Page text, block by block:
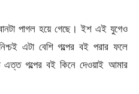
পাগল হয়ে গেছে। ইশ এই যুগেও
এটা বেশি গল্পের বই পরার ফলে
গল্পের বই কিনে দেওয়াই আমার